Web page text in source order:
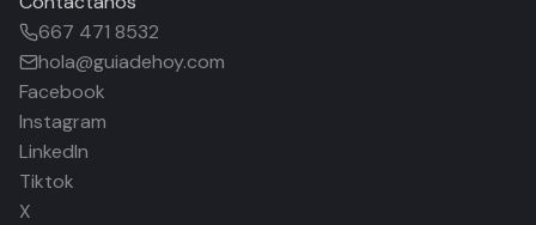
667 471 8532
hola@guiadehoy.com
Facebook
Instagram
LinkedIn
Tiktok
X